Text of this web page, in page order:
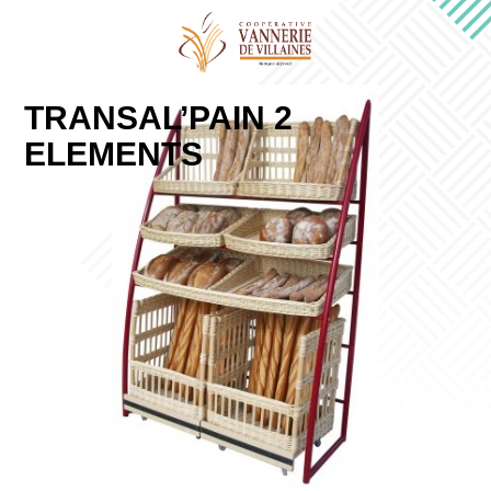
TRANSAL’PAIN 2
ELEMENTS